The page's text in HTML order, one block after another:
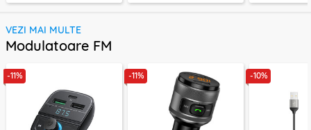
VEZI MAI MULTE
Modulatoare FM
-11% -11% -10%